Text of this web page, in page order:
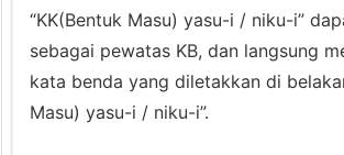
“KK(Bentuk Masu) yasu-i / niku-i”
sebagai pewatas KB, dan langsung
kata benda yang diletakkan di
Masu) yasu-i / niku-i”.